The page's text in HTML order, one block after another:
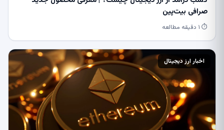
صرافی بیت‌پین
⏱ ۱ دقیقه مطالعه
اخبار ارز دیجیتال